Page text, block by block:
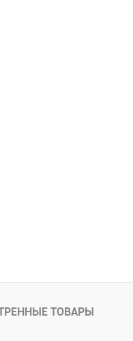
ТОВАРЫ